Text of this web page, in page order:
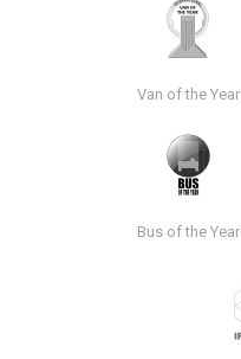
Van of the Year
Bus of the Year